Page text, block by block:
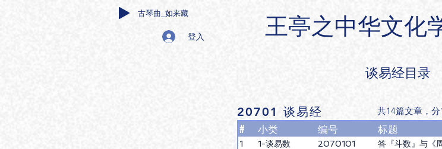
古琴曲_如来藏
登入 王亭之中华文化
​谈易经目录
20701 谈易经 共14篇文章，
# 小类 编号 标题
1 1-谈易数 2070101
答『斗数』与《